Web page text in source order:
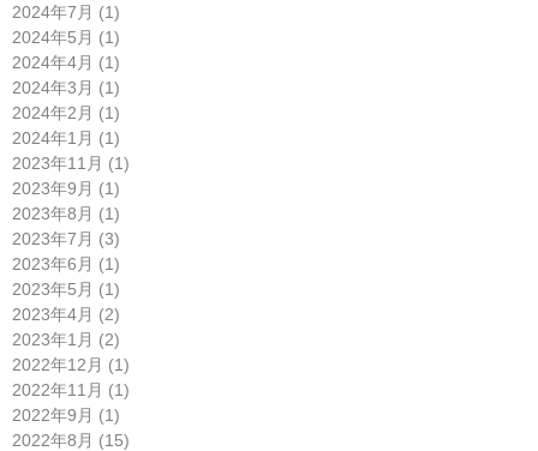
2024年7月 (1)
2024年5月 (1)
2024年4月 (1)
2024年3月 (1)
2024年2月 (1)
2024年1月 (1)
2023年11月 (1)
2023年9月 (1)
2023年8月 (1)
2023年7月 (3)
2023年6月 (1)
2023年5月 (1)
2023年4月 (2)
2023年1月 (2)
2022年12月 (1)
2022年11月 (1)
2022年9月 (1)
2022年8月 (15)